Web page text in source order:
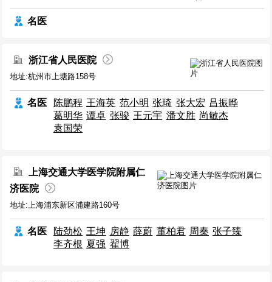
名医
浙江省人民医院
地址:杭州市上塘路158号
名医 陈鹏程 王海英 范小明 张琦 张大宏 吕振晔
葛明华 谭卓 张骏 王元宇 潘文胜 尚敏杰
袁国荣
上海交通大学医学院附属仁
济医院
地址:上海浦东新区浦建路160号
名医 陆劲松 王坤 房静 薛蔚 董柏君 周秦 张子臻
李齐根 夏强 翟博